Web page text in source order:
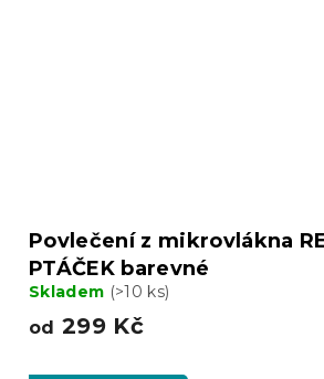
Povlečení z mikrovlákna
PTÁČEK barevné
Skladem (>10 ks)
od 299 Kč